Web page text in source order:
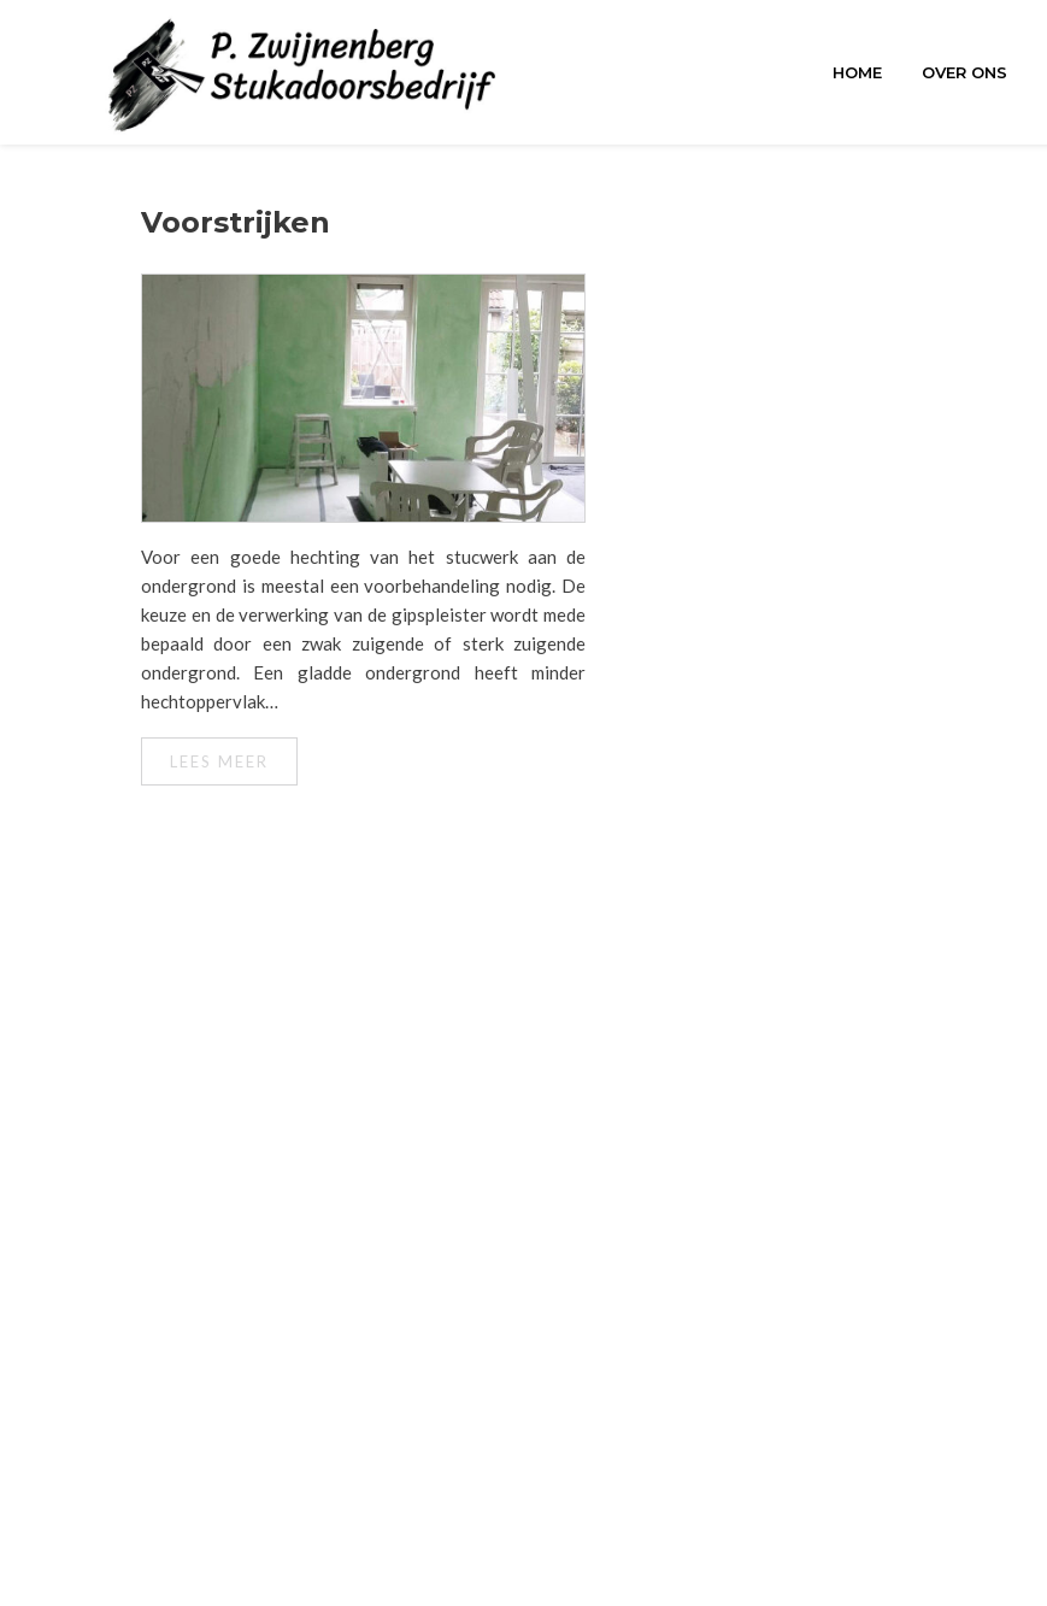
HOME OVER ONS
Voorstrijken
Voor een goede hechting van het stucwerk aan de
ondergrond is meestal een voorbehandeling nodig. De
keuze en de verwerking van de gipspleister wordt mede
bepaald door een zwak zuigende of sterk zuigende
ondergrond. Een gladde ondergrond heeft minder
hechtoppervlak…
LEES MEER